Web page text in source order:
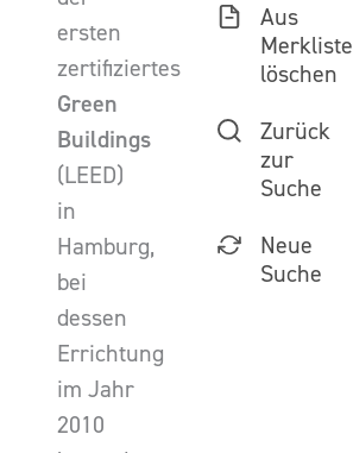
ersten
zertifiziertes
Green
Buildings
(LEED)
in
Hamburg,
bei
dessen
Errichtung
im Jahr
2010
Aus
Merkliste
löschen
Zurück
zur
Suche
Neue
Suche